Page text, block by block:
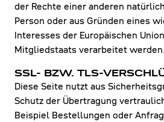
der Rechte einer anderen
Person oder aus Gründen eines
Interesses der Europäischen
Mitgliedstaats verarbeitet werden.
SSL- BZW. TLS-
Diese Seite nutzt aus
Schutz der Übertragung
Beispiel Bestellungen oder